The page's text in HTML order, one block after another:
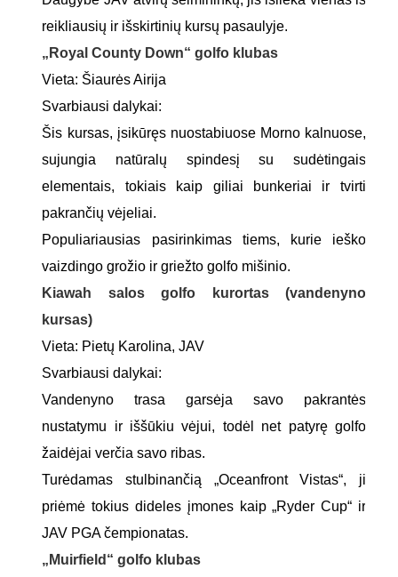
reikliausių ir išskirtinių kursų pasaulyje.
„Royal County Down“ golfo klubas
Vieta: Šiaurės Airija
Svarbiausi dalykai:
Šis kursas, įsikūręs nuostabiuose Morno kalnuose,
sujungia natūralų spindesį su sudėtingais
elementais, tokiais kaip giliai bunkeriai ir tvirti
pakrančių vėjeliai.
Populiariausias pasirinkimas tiems, kurie ieško
vaizdingo grožio ir griežto golfo mišinio.
Kiawah salos golfo kurortas (vandenyno
kursas)
Vieta: Pietų Karolina, JAV
Svarbiausi dalykai:
Vandenyno trasa garsėja savo pakrantės
nustatymu ir iššūkiu vėjui, todėl net patyrę golfo
žaidėjai verčia savo ribas.
Turėdamas stulbinančią „Oceanfront Vistas“, ji
priėmė tokius dideles įmones kaip „Ryder Cup“ ir
JAV PGA čempionatas.
„Muirfield“ golfo klubas